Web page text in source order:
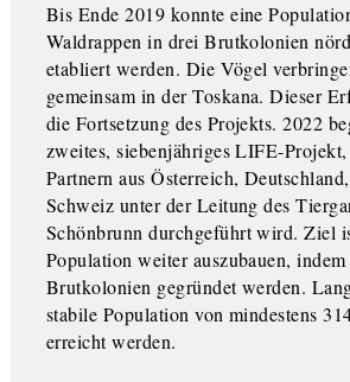
Bis Ende 2019 konnte eine
Waldrappen in drei Brutkolonien
etabliert werden. Die Vögel
gemeinsam in der Toskana. Dieser
die Fortsetzung des Projekts. 2022
zweites, siebenjähriges LIFE-Projekt,
Partnern aus Österreich,
Schweiz unter der Leitung des
Schönbrunn durchgeführt wird. Ziel
Population weiter auszubauen,
Brutkolonien gegründet werden.
stabile Population von mindestens
erreicht werden.